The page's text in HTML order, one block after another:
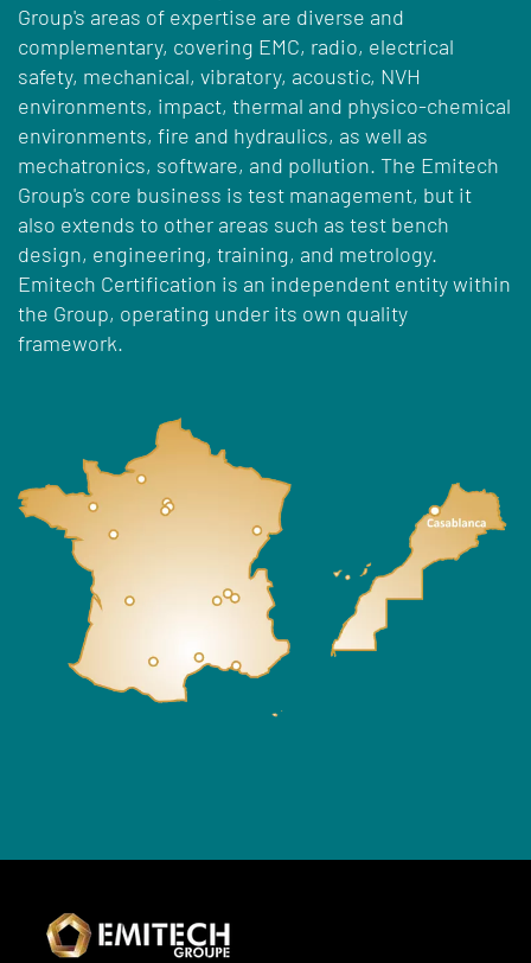
Group's areas of expertise are diverse and
complementary, covering EMC, radio, electrical
safety, mechanical, vibratory, acoustic, NVH
environments, impact, thermal and physico-chemical
environments, fire and hydraulics, as well as
mechatronics, software, and pollution. The Emitech
Group's core business is test management, but it
also extends to other areas such as test bench
design, engineering, training, and metrology.
Emitech Certification is an independent entity within
the Group, operating under its own quality
framework.